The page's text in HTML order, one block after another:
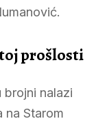
prošlosti
brojni nalazi
na Starom